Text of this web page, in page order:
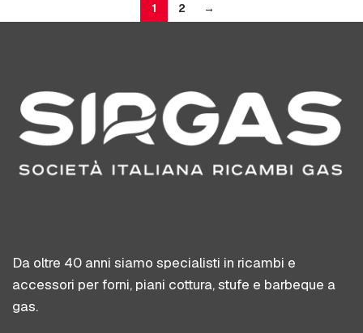
1 2 →
Da oltre 40 anni siamo specialisti in ricambi e
accessori per forni, piani cottura, stufe e barbeque a
gas.